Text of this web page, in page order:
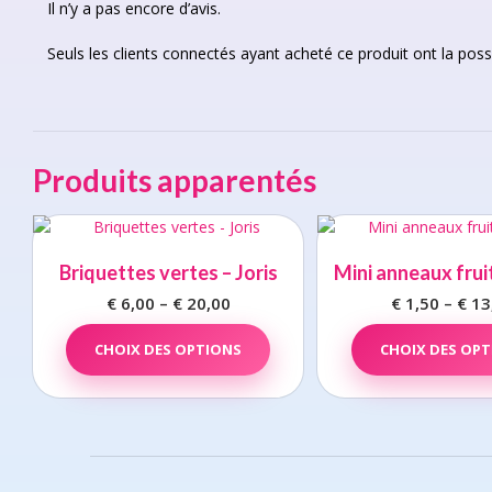
Il n’y a pas encore d’avis.
Seuls les clients connectés ayant acheté ce produit ont la
Produits apparentés
Briquettes vertes – Joris
€6,00 – €20,00
range:
€ 6,00
through
€ 20,00
CHOIX DES OPTIONS
multiple
Mini anneaux
€ 1,50 – €
CHOIX DES